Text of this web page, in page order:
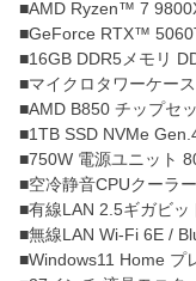
■AMD Ryzen™ 7
■GeForce RTX™
■16GB DDR5メモリ
■マイクロタワーケース
■AMD B850 チップセ
■1TB SSD NVMe
■750W 電源ユニット
■空冷静音CPUクーラ
■有線LAN 2.5ギガビッ
■無線LAN Wi-Fi 6E /
■Windows11 Home プ